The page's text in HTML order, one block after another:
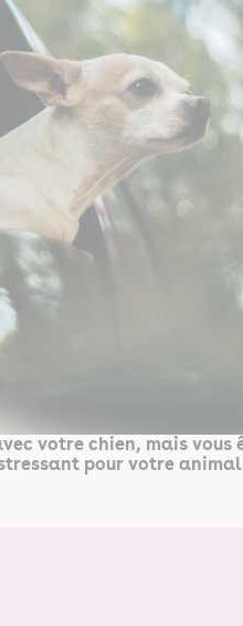
votre chien, mais vous
pour votre animal